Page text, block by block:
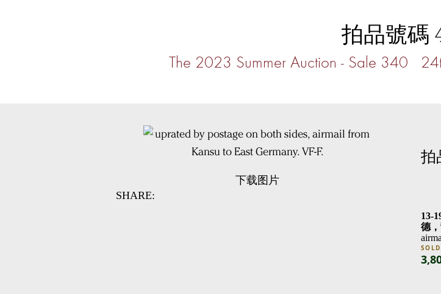
拍品號碼
The 2023 Summer Auction - Sale 340
下载图片
SHARE:
拍
13-
德